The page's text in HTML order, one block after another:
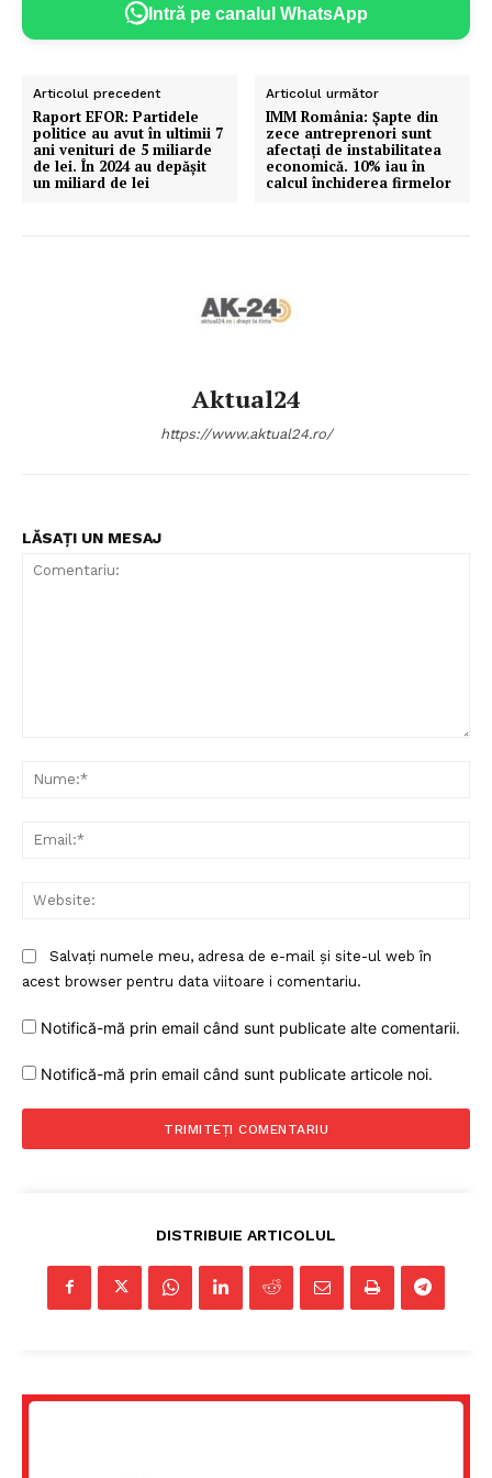
Intră pe canalul WhatsApp
Articolul precedent
Raport EFOR: Partidele
politice au avut în ultimii 7
ani venituri de 5 miliarde
de lei. În 2024 au depășit
un miliard de lei
Articolul următor
IMM România: Şapte din
zece antreprenori sunt
afectaţi de instabilitatea
economică. 10% iau în
calcul închiderea firmelor
Aktual24
https://www.aktual24.ro/
LĂSAȚI UN MESAJ
Salvați numele meu, adresa de e-mail și site-ul web în
acest browser pentru data viitoare i comentariu.
Notifică-mă prin email când sunt publicate alte comentarii.
Notifică-mă prin email când sunt publicate articole noi.
DISTRIBUIE ARTICOLUL